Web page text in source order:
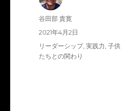
投
谷田部 貴寛
投
稿
日:
2021年4月2日
カ
テ
リーダーシップ,実践力 ,子供
たちとの関わり